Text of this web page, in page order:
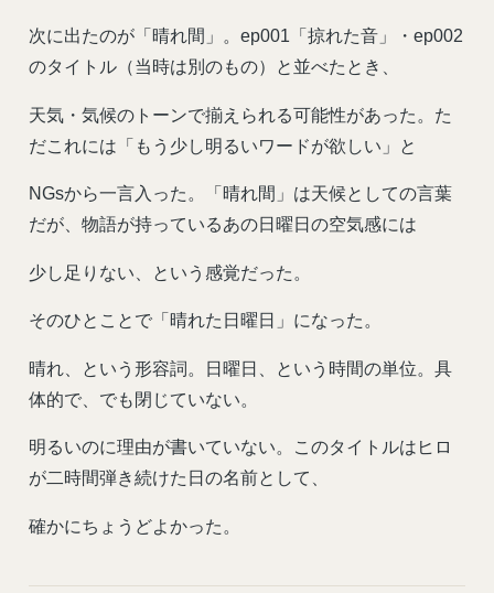
次に出たのが「晴れ間」。ep001「掠れた音」・ep002
のタイトル（当時は別のもの）と並べたとき、
天気・気候のトーンで揃えられる可能性があった。た
だこれには「もう少し明るいワードが欲しい」と
NGsから一言入った。「晴れ間」は天候としての言葉
だが、物語が持っているあの日曜日の空気感には
少し足りない、という感覚だった。
そのひとことで「晴れた日曜日」になった。
晴れ、という形容詞。日曜日、という時間の単位。具
体的で、でも閉じていない。
明るいのに理由が書いていない。このタイトルはヒロ
が二時間弾き続けた日の名前として、
確かにちょうどよかった。